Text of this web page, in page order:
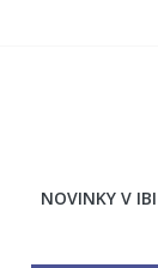
NOVINKY V